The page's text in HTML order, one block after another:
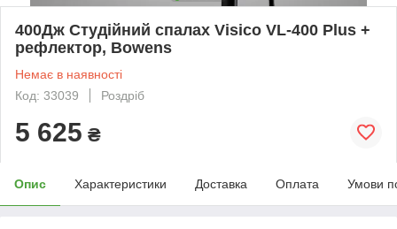
400Дж Студійний спалах Visico VL-400 Plus +
рефлектор, Bowens
Немає в наявності
Код: 33039
Роздріб
5 625 ₴
Опис Характеристики Доставка Оплата Умови